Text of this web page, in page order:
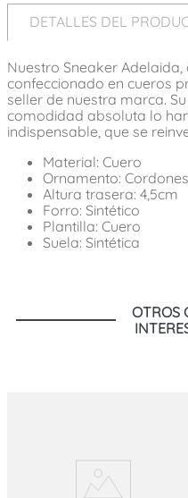
DETALLES DEL
Nuestro Sneaker
confeccionado en cueros
seller de nuestra marca.
comodidad absoluta lo
indispensable, que se
Material: Cuero
Ornamento:
Altura trasera: 4,5cm
Forro: Sintético
Plantilla: Cuero
Suela: Sintética
OTROS